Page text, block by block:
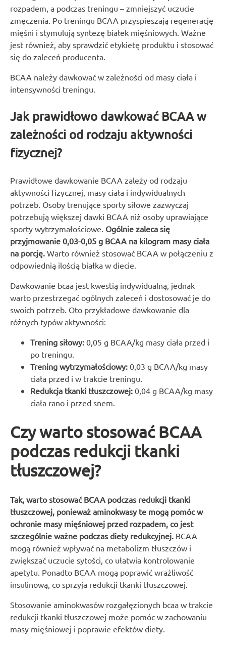
rozpadem, a podczas treningu – zmniejszyć uczucie
zmęczenia. Po treningu BCAA przyspieszają regenerację
mięśni i stymulują syntezę białek mięśniowych. Ważne
jest również, aby sprawdzić etykietę produktu i stosować
się do zaleceń producenta.
BCAA należy dawkować w zależności od masy ciała i
intensywności treningu.
Jak prawidłowo dawkować BCAA w
zależności od rodzaju aktywności
fizycznej?
Prawidłowe dawkowanie BCAA zależy od rodzaju
aktywności fizycznej, masy ciała i indywidualnych
potrzeb. Osoby trenujące sporty siłowe zazwyczaj
potrzebują większej dawki BCAA niż osoby uprawiające
sporty wytrzymałościowe. Ogólnie zaleca się
przyjmowanie 0,03-0,05 g BCAA na kilogram masy ciała
na porcję. Warto również stosować BCAA w połączeniu z
odpowiednią ilością białka w diecie.
Dawkowanie bcaa jest kwestią indywidualną, jednak
warto przestrzegać ogólnych zaleceń i dostosować je do
swoich potrzeb. Oto przykładowe dawkowanie dla
różnych typów aktywności:
Trening siłowy: 0,05 g BCAA/kg masy ciała przed i
po treningu.
Trening wytrzymałościowy: 0,03 g BCAA/kg masy
ciała przed i w trakcie treningu.
Redukcja tkanki tłuszczowej: 0,04 g BCAA/kg masy
ciała rano i przed snem.
Czy warto stosować BCAA
podczas redukcji tkanki
tłuszczowej?
Tak, warto stosować BCAA podczas redukcji tkanki
tłuszczowej, ponieważ aminokwasy te mogą pomóc w
ochronie masy mięśniowej przed rozpadem, co jest
szczególnie ważne podczas diety redukcyjnej. BCAA
mogą również wpływać na metabolizm tłuszczów i
zwiększać uczucie sytości, co ułatwia kontrolowanie
apetytu. Ponadto BCAA mogą poprawić wrażliwość
insulinową, co sprzyja redukcji tkanki tłuszczowej.
Stosowanie aminokwasów rozgałęzionych bcaa w trakcie
redukcji tkanki tłuszczowej może pomóc w zachowaniu
masy mięśniowej i poprawie efektów diety.